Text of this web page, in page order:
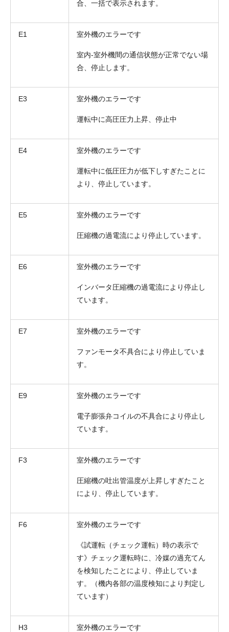
合、一括で表示されます。
E1 室外機のエラーです
室内-室外機間の通信状態が正常でない場
合、停止します。
E3 室外機のエラーです
運転中に高圧圧力上昇、停止中
E4 室外機のエラーです
運転中に低圧圧力が低下しすぎたことに
より、停止しています。
E5 室外機のエラーです
圧縮機の過電流により停止しています。
E6 室外機のエラーです
インバータ圧縮機の過電流により停止し
ています。
E7 室外機のエラーです
ファンモータ不具合により停止していま
す。
E9 室外機のエラーです
電子膨張弁コイルの不具合により停止し
ています。
F3 室外機のエラーです
圧縮機の吐出管温度が上昇しすぎたこと
により、停止しています。
F6 室外機のエラーです
《試運転（チェック運転）時の表示で
す》チェック運転時に、冷媒の過充てん
を検知したことにより、停止していま
す。（機内各部の温度検知により判定し
ています）
H3 室外機のエラーです
折り返しのご連絡
(ご選択ください)
送信する